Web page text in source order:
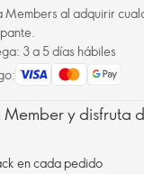
Members al adquirir
3 a 5 días hábiles
Member y disfruta
en cada pedido